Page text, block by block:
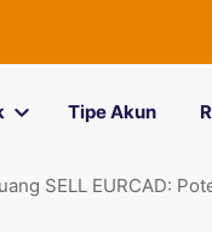
Tipe Akun
SELL EURCAD: